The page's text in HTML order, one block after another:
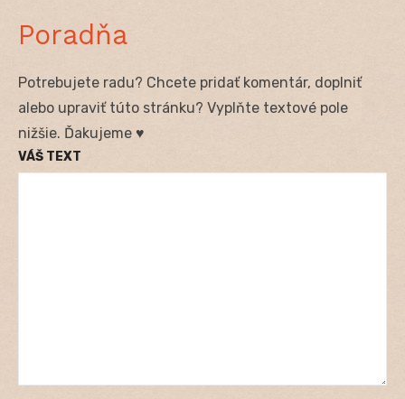
Poradňa
Potrebujete radu? Chcete pridať komentár, doplniť
alebo upraviť túto stránku? Vyplňte textové pole
nižšie. Ďakujeme ♥
VÁŠ TEXT